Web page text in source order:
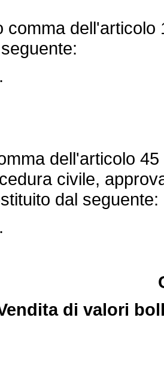
dell'articolo
dell'articolo 45
civile,
dal seguente:
di valori